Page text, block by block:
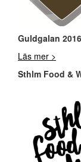
Guldgalan
Läs mer >
Sthlm Food &